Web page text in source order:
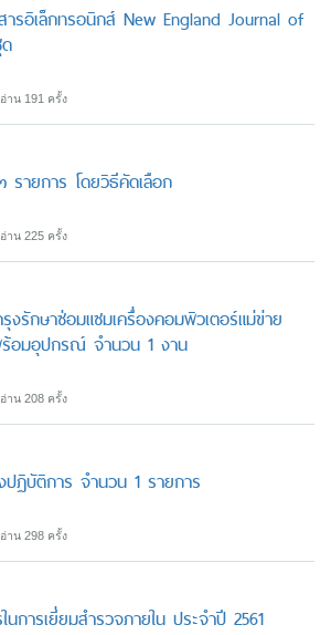
ารอิเล็กทรอนิกส์ New England Journal of
อ่าน 191 ครั้ง
ายการ โดยวิธีคัดเลือก
อ่าน 225 ครั้ง
งรักษาซ่อมแซมเครื่องคอมพิวเตอร์แม่ข่าย
อมอุปกรณ์ จำนวน 1 งาน
อ่าน 208 ครั้ง
ปฏิบัติการ จำนวน 1 รายการ
อ่าน 298 ครั้ง
นการเยี่ยมสำรวจภายใน ประจำปี 2561